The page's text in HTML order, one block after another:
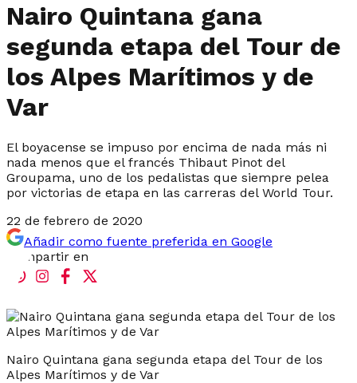
Nairo Quintana gana
segunda etapa del Tour de
los Alpes Marítimos y de
Var
El boyacense se impuso por encima de nada más ni
nada menos que el francés Thibaut Pinot del
Groupama, uno de los pedalistas que siempre pelea
por victorias de etapa en las carreras del World Tour.
22 de febrero de 2020
Añadir como fuente preferida en Google
Compartir en
Nairo Quintana gana segunda etapa del Tour de los
Alpes Marítimos y de Var